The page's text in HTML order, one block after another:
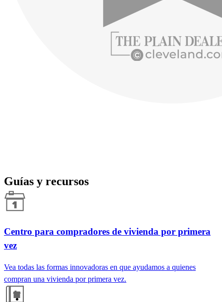
Guías y recursos
Centro para compradores de vivienda por primera
vez
Vea todas las formas innovadoras en que ayudamos a quienes
compran una vivienda por primera vez.